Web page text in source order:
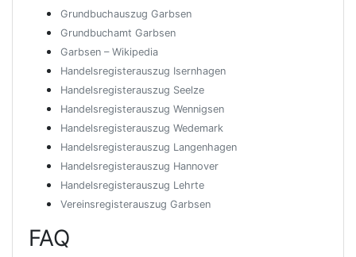
Grundbuchauszug Garbsen
Grundbuchamt Garbsen
Garbsen – Wikipedia
Handelsregisterauszug Isernhagen
Handelsregisterauszug Seelze
Handelsregisterauszug Wennigsen
Handelsregisterauszug Wedemark
Handelsregisterauszug Langenhagen
Handelsregisterauszug Hannover
Handelsregisterauszug Lehrte
Vereinsregisterauszug Garbsen
FAQ